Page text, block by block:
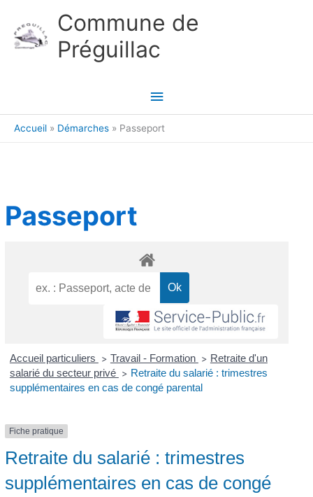
Commune de
Préguillac
Menu
principal
Accueil Démarches Passeport
Passeport
Accueil particuliers > Travail - Formation > Retraite d'un
salarié du secteur privé > Retraite du salarié : trimestres
supplémentaires en cas de congé parental
Fiche pratique
Retraite du salarié : trimestres
supplémentaires en cas de congé